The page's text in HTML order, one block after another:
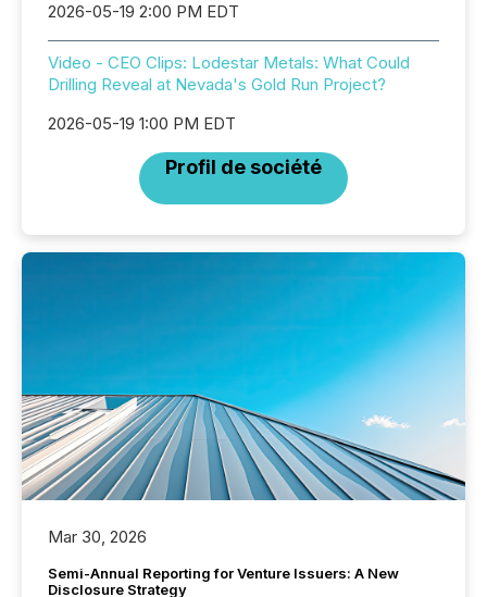
2026-05-19 2:00 PM EDT
Video - CEO Clips: Lodestar Metals: What Could
Drilling Reveal at Nevada's Gold Run Project?
2026-05-19 1:00 PM EDT
Profil de société
Mar 30, 2026
Semi-Annual Reporting for Venture Issuers: A New
Disclosure Strategy